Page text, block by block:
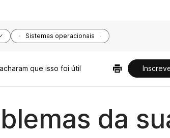
Sistemas operacionais
que isso foi útil
da